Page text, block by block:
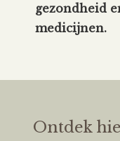
gezondheid
medicijnen.
Ontdek